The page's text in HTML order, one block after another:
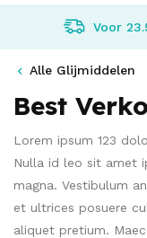
Voor
Alle Glijmiddelen
Best
Lorem ipsum 123
Nulla id leo sit amet
magna. Vestibulum
et ultrices posuere
aliquet pretium.